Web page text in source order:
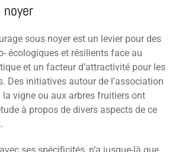
sous noyer est un levier pour des
écologiques et résilients face au
et un facteur d’attractivité pour les
Des initiatives autour de l’association
vigne ou aux arbres fruitiers ont
à propos de divers aspects de ce
ses spécificités, n’a jusque-là que